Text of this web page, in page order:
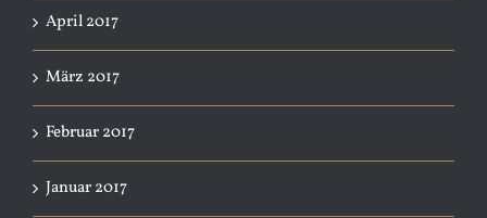
April 2017
März 2017
Februar 2017
Januar 2017